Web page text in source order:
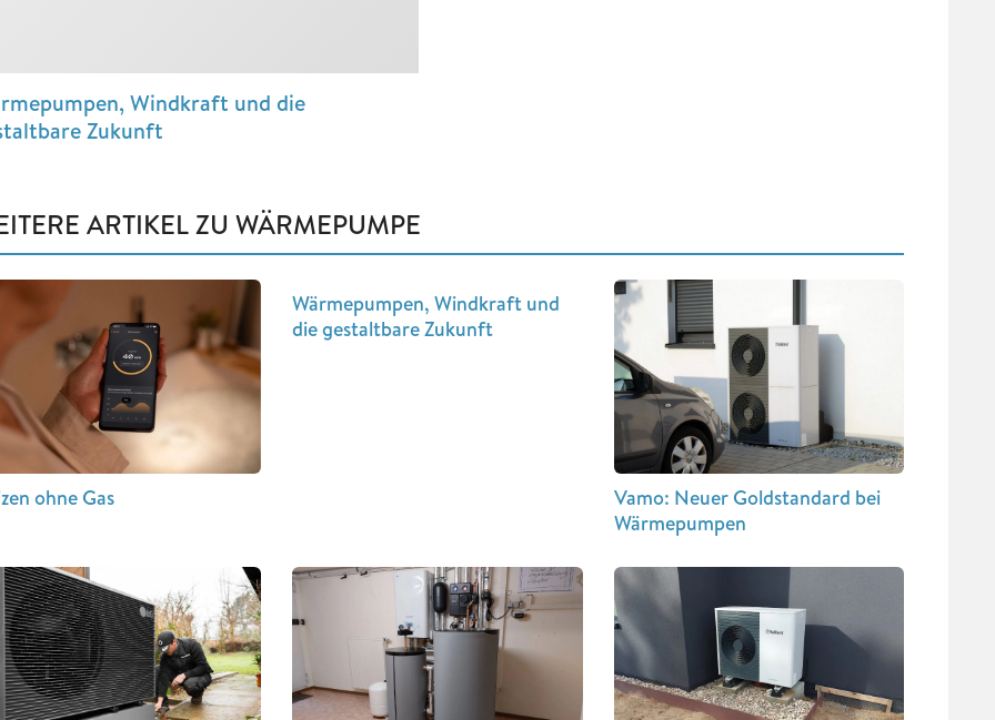
Windkraft und die
Zukunft
ARTIKEL ZU WÄRMEPUMPE
ohne Gas
Wärmepumpen, Windkraft und
die gestaltbare Zukunft
Vamo: Neuer Goldstandard bei
Wärmepumpen